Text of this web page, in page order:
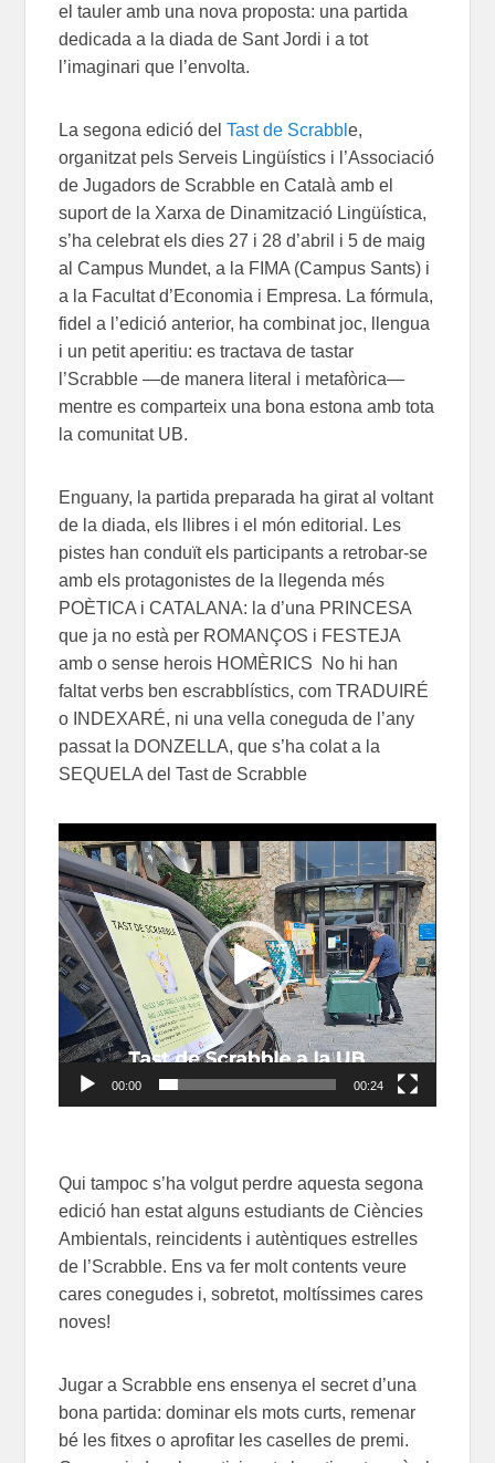
el tauler amb una nova proposta: una partida
dedicada a la diada de Sant Jordi i a tot
l’imaginari que l’envolta.
La segona edició delTast de Scrabble,
organitzat pels Serveis Lingüístics i l’Associació
de Jugadors de Scrabble en Català amb el
suport de la Xarxa de Dinamització Lingüística,
s’ha celebrat els dies 27 i 28 d’abril i 5 de maig
al Campus Mundet, a la FIMA (Campus Sants) i
a la Facultat d’Economia i Empresa. La fórmula,
fidel a l’edició anterior, ha combinat joc, llengua
i un petit aperitiu: es tractava de tastar
l’Scrabble —de manera literal i metafòrica—
mentre es comparteix una bona estona amb tota
la comunitat UB.
Enguany, la partida preparada ha girat al voltant
de la diada, els llibres i el món editorial. Les
pistes han conduït els participants a retrobar-se
amb els protagonistes de la llegenda més
POÈTICA i CATALANA: la d’una PRINCESA
que ja no està per ROMANÇOS i FESTEJA
amb o sense herois HOMÈRICS No hi han
faltat verbs ben escrabblístics, com TRADUIRÉ
o INDEXARÉ, ni una vella coneguda de l’any
passat la DONZELLA, que s’ha colat a la
SEQUELA del Tast de Scrabble
de
vídeo
00:00 00:24
Qui tampoc s’ha volgut perdre aquesta segona
edició han estat alguns estudiants de Ciències
Ambientals, reincidents i autèntiques estrelles
de l’Scrabble. Ens va fer molt contents veure
cares conegudes i, sobretot, moltíssimes cares
noves!
Jugar a Scrabble ens ensenya el secret d’una
bona partida: dominar els mots curts, remenar
bé les fitxes o aprofitar les caselles de premi.